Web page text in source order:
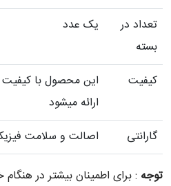
تعداد در
بسته
یک عدد
کیفیت
این محصول با کیفیت
ارائه میشود
گارانتی
اصالت و سلامت
توجه : برای اطمینان بیشتر در